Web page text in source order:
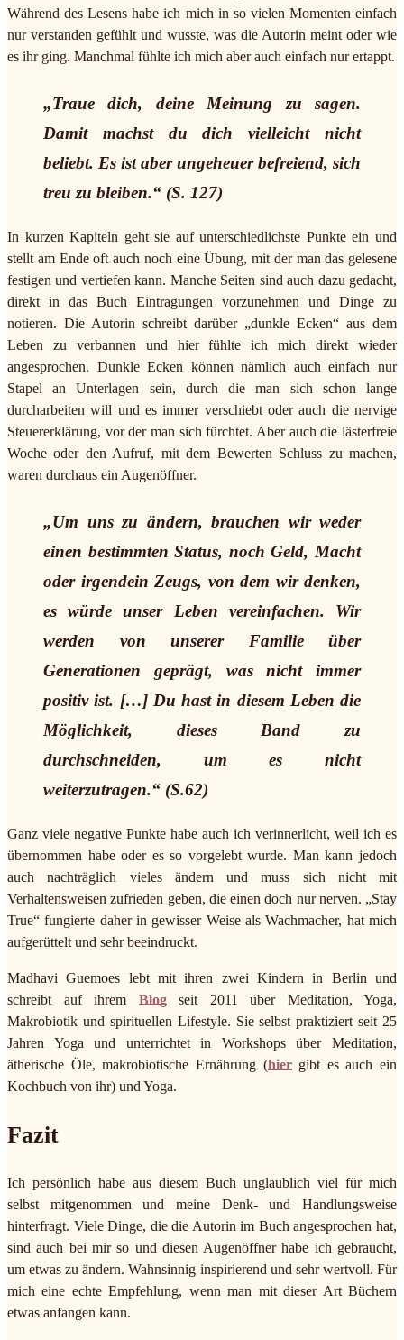
Während des Lesens habe ich mich in so vielen Momenten einfach
nur verstanden gefühlt und wusste, was die Autorin meint oder wie
es ihr ging. Manchmal fühlte ich mich aber auch einfach nur ertappt.
„Traue dich, deine Meinung zu sagen.
Damit machst du dich vielleicht nicht
beliebt. Es ist aber ungeheuer befreiend, sich
treu zu bleiben.“ (S. 127)
In kurzen Kapiteln geht sie auf unterschiedlichste Punkte ein und
stellt am Ende oft auch noch eine Übung, mit der man das gelesene
festigen und vertiefen kann. Manche Seiten sind auch dazu gedacht,
direkt in das Buch Eintragungen vorzunehmen und Dinge zu
notieren. Die Autorin schreibt darüber „dunkle Ecken“ aus dem
Leben zu verbannen und hier fühlte ich mich direkt wieder
angesprochen. Dunkle Ecken können nämlich auch einfach nur
Stapel an Unterlagen sein, durch die man sich schon lange
durcharbeiten will und es immer verschiebt oder auch die nervige
Steuererklärung, vor der man sich fürchtet. Aber auch die lästerfreie
Woche oder den Aufruf, mit dem Bewerten Schluss zu machen,
waren durchaus ein Augenöffner.
„Um uns zu ändern, brauchen wir weder
einen bestimmten Status, noch Geld, Macht
oder irgendein Zeugs, von dem wir denken,
es würde unser Leben vereinfachen. Wir
werden von unserer Familie über
Generationen geprägt, was nicht immer
positiv ist. […] Du hast in diesem Leben die
Möglichkeit, dieses Band zu
durchschneiden, um es nicht
weiterzutragen.“ (S.62)
Ganz viele negative Punkte habe auch ich verinnerlicht, weil ich es
übernommen habe oder es so vorgelebt wurde. Man kann jedoch
auch nachträglich vieles ändern und muss sich nicht mit
Verhaltensweisen zufrieden geben, die einen doch nur nerven. „Stay
True“ fungierte daher in gewisser Weise als Wachmacher, hat mich
aufgerüttelt und sehr beeindruckt.
Madhavi Guemoes lebt mit ihren zwei Kindern in Berlin und
schreibt auf ihrem Blogseit 2011 über Meditation, Yoga,
Makrobiotik und spirituellen Lifestyle. Sie selbst praktiziert seit 25
Jahren Yoga und unterrichtet in Workshops über Meditation,
ätherische Öle, makrobiotische Ernährung (hiergibt es auch ein
Kochbuch von ihr) und Yoga.
Fazit
Ich persönlich habe aus diesem Buch unglaublich viel für mich
selbst mitgenommen und meine Denk- und Handlungsweise
hinterfragt. Viele Dinge, die die Autorin im Buch angesprochen hat,
sind auch bei mir so und diesen Augenöffner habe ich gebraucht,
um etwas zu ändern. Wahnsinnig inspirierend und sehr wertvoll. Für
mich eine echte Empfehlung, wenn man mit dieser Art Büchern
etwas anfangen kann.